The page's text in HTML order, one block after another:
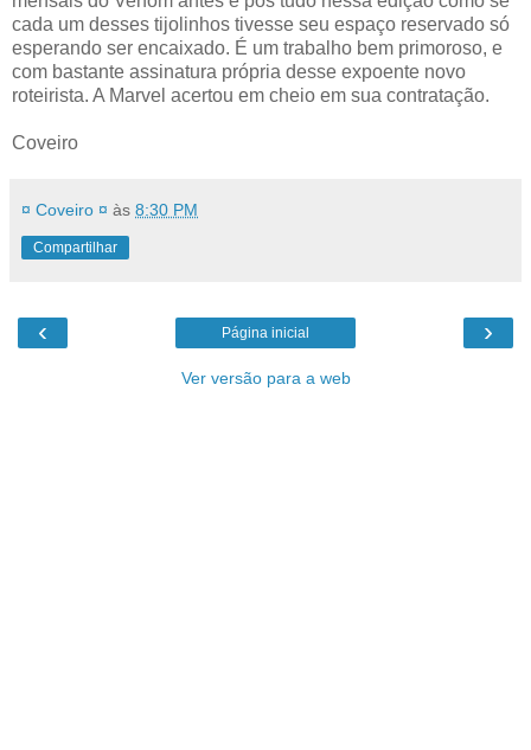
cada um desses tijolinhos tivesse seu espaço reservado só
esperando ser encaixado. É um trabalho bem primoroso, e
com bastante assinatura própria desse expoente novo
roteirista. A Marvel acertou em cheio em sua contratação.
Coveiro
¤ Coveiro ¤ às 8:30 PM
Compartilhar
‹ ›
Página inicial
Ver versão para a web